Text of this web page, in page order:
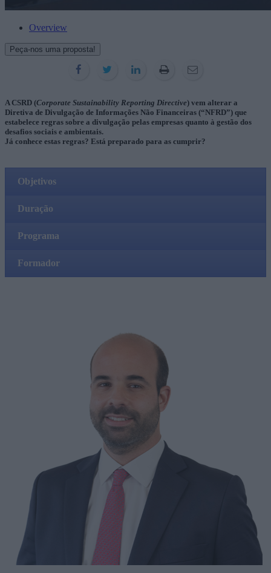
Overview
Peça-nos uma proposta!
A CSRD (Corporate Sustainability Reporting Directive) vem alterar a
Diretiva de Divulgação de Informações Não Financeiras (“NFRD”) que
estabelece regras sobre a divulgação pelas empresas quanto à gestão dos
desafios sociais e ambientais.
Já conhece estas regras? Está preparado para as cumprir?
Objetivos
Duração
Programa
Formador